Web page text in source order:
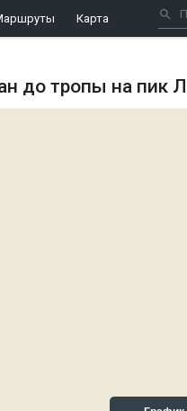
Карта
до тропы на пик